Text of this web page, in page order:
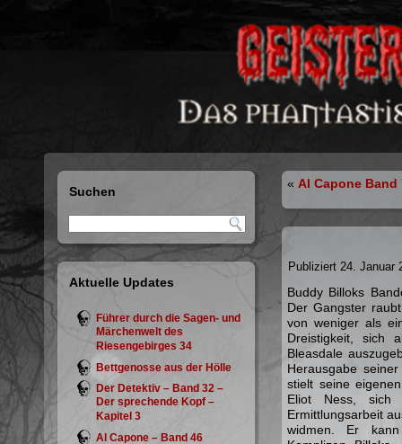
Suchen
Aktuelle Updates
Führer durch die Sagen- und
Märchenwelt des
Riesengebirges 34
Bettgenosse aus der Hölle
Der Detektiv – Band 32 –
Der sprechende Kopf –
Kapitel 3
Al Capone – Band 46
« Al Capone Band
Publiziert 24. Januar
Buddy Billoks
Der Gangster
von weniger als
Dreistigkeit, sich
Bleasdale
Herausgabe
stielt seine
Eliot Ness, sich
Ermittlungsarbeit
widmen. Er